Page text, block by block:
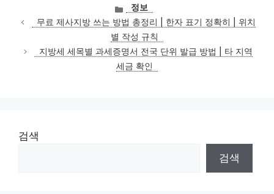
카
테
고
리
정보
무료 제사지방 쓰는 방법 총정리 | 한자 표기 정확히 | 위치
별 작성 규칙
지방세 세목별 과세증명서 전국 단위 발급 방법 | 타 지역
세금 확인
검색
검색